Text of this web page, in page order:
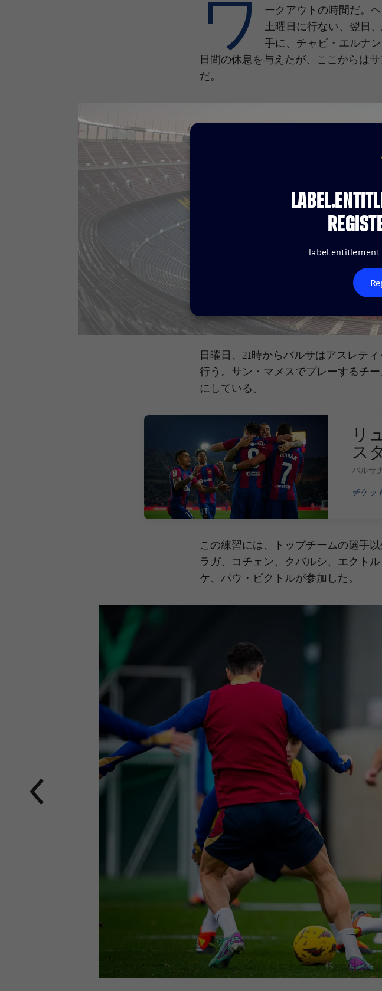
ワ
ークアウトの時間だ。
土曜日に行ない、翌日
手に、チャビ・エルナ
日間の休息を与えたが、ここからは
だ。
日曜日、21時からバルサはアスレテ
行う。サン・マメスでプレーするチ
にしている。
FC Barcelona club badge
リ
ス
逃
バルサ
チケッ
この練習には、トップチームの選手
ラガ、コチェン、クバルシ、エクト
ケ、パウ・ビクトルが参加した。